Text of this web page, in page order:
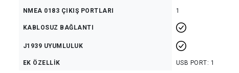
NMEA 0183 ÇIKIŞ PORTLARI 1
KABLOSUZ BAĞLANTI
J1939 UYUMLULUK
EK ÖZELLİK USB PORT: 1